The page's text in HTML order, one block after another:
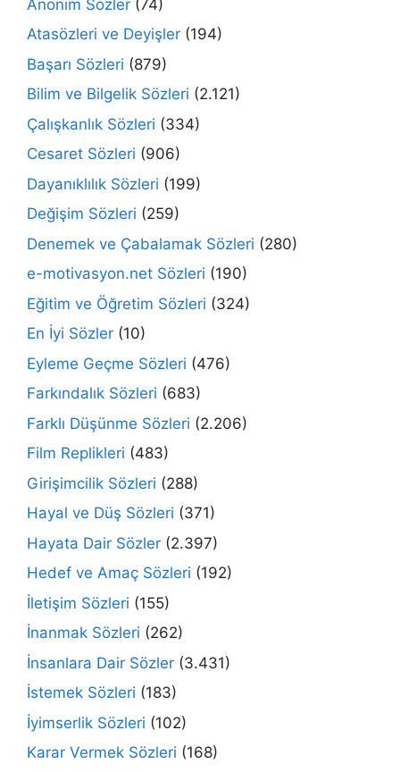
Anonim Sözler (74)
Atasözleri ve Deyişler (194)
Başarı Sözleri (879)
Bilim ve Bilgelik Sözleri (2.121)
Çalışkanlık Sözleri (334)
Cesaret Sözleri (906)
Dayanıklılık Sözleri (199)
Değişim Sözleri (259)
Denemek ve Çabalamak Sözleri (280)
e-motivasyon.net Sözleri (190)
Eğitim ve Öğretim Sözleri (324)
En İyi Sözler (10)
Eyleme Geçme Sözleri (476)
Farkındalık Sözleri (683)
Farklı Düşünme Sözleri (2.206)
Film Replikleri (483)
Girişimcilik Sözleri (288)
Hayal ve Düş Sözleri (371)
Hayata Dair Sözler (2.397)
Hedef ve Amaç Sözleri (192)
İletişim Sözleri (155)
İnanmak Sözleri (262)
İnsanlara Dair Sözler (3.431)
İstemek Sözleri (183)
İyimserlik Sözleri (102)
Karar Vermek Sözleri (168)